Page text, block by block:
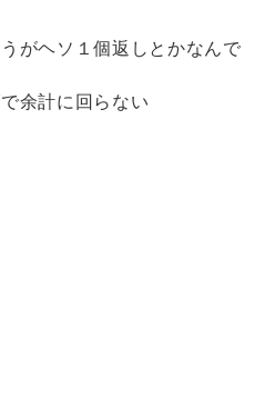
がヘソ１個返しとかなんで
余計に回らない